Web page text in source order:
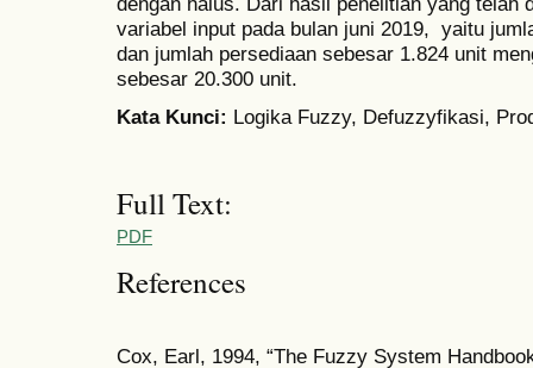
variabel input pada bulan juni 2019, yaitu
dan jumlah persediaan sebesar 1.824 unit
sebesar 20.300 unit.
Kata Kunci: Logika Fuzzy, Defuzzyfikasi,
Full Text:
PDF
References
Cox, Earl, 1994, “The Fuzzy System